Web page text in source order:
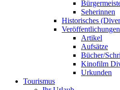
Seherinnen
Historisches
Veröffentlichungen
Artikel
Aufsätze
Bücher/
Kinofilm
Urkunden
Tourismus